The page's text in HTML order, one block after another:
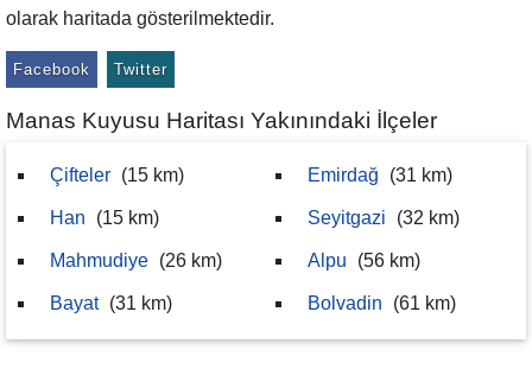
olarak haritada gösterilmektedir.
Facebook Twitter
Manas Kuyusu Haritası Yakınındaki İlçeler
Çifteler (15 km)
Han (15 km)
Mahmudiye (26 km)
Bayat (31 km)
Emirdağ (31 km)
Seyitgazi (32 km)
Alpu (56 km)
Bolvadin (61 km)